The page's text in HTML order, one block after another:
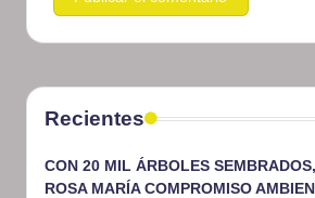
Recientes
CON 20 MIL ÁRBOLES
ROSA MARÍA COMPROMISO